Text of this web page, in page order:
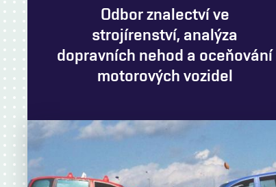
Odbor znalectví ve
strojírenství, analýza
dopravních nehod a oceňování
motorových vozidel